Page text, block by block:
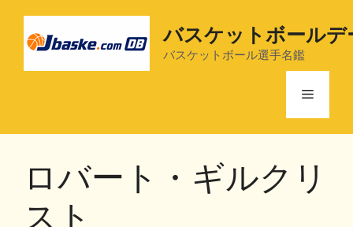
バスケットボールデ
バスケットボール選手名鑑
メ
ュ
ロバート・ギルクリ
スト